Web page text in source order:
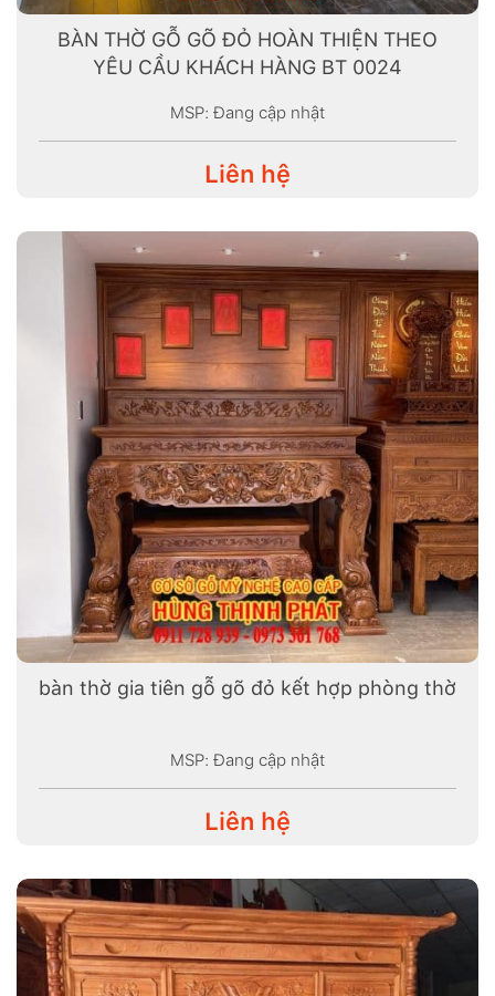
BÀN THỜ GỖ GÕ ĐỎ HOÀN THIỆN THEO
YÊU CẦU KHÁCH HÀNG BT 0024
MSP: Đang cập nhật
Liên hệ
bàn thờ gia tiên gỗ gõ đỏ kết hợp phòng thờ
MSP: Đang cập nhật
Liên hệ